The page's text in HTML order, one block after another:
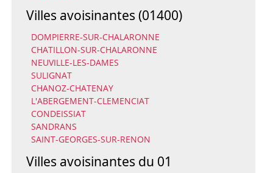
Villes avoisinantes (01400)
DOMPIERRE-SUR-CHALARONNE
CHATILLON-SUR-CHALARONNE
NEUVILLE-LES-DAMES
SULIGNAT
CHANOZ-CHATENAY
L'ABERGEMENT-CLEMENCIAT
CONDEISSIAT
SANDRANS
SAINT-GEORGES-SUR-RENON
Villes avoisinantes du 01